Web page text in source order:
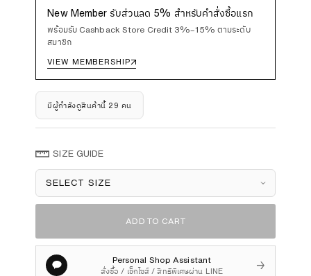
New Member รับส่วนลด 5% สำหรับคำสั่งซื้อแรก
พร้อมรับ Cashback Store Credit 3%–15% ตามระดับ
สมาชิก
VIEW MEMBERSHIP↗
มีผู้กำลังดูสินค้านี้ 29 คน
Size
SIZE GUIDE
ADD TO CART
Personal Shop Assistant
สั่งซื้อ / เช็กไซส์ / สิทธิพิเศษผ่าน LINE
→